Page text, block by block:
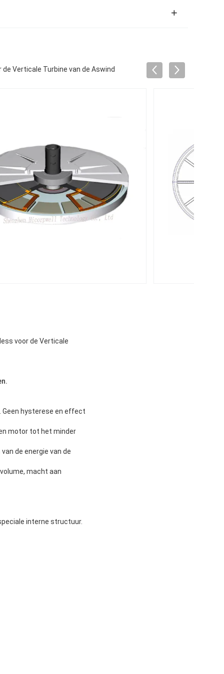
Verticale Turbine van de Aswind
voor de Verticale
Geen hysterese en effect
motor tot het minder
de energie van de
macht aan
interne structuur.